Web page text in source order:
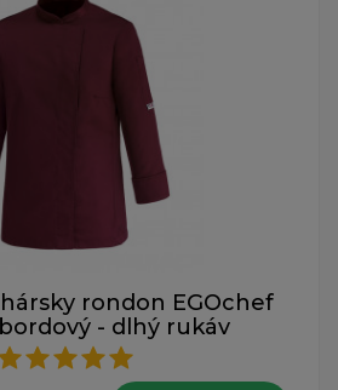
rondon EGOchef
- dlhý rukáv